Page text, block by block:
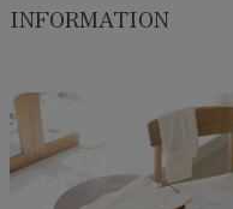
INFORMATION